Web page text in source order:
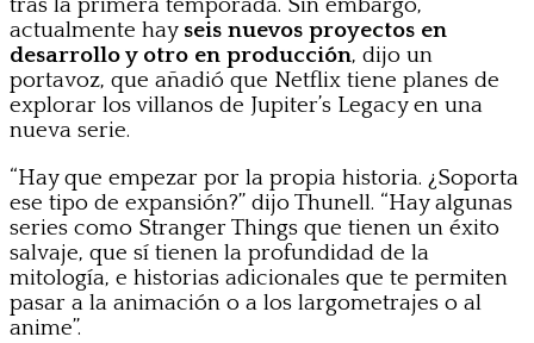
tras la primera temporada. Sin embargo,
actualmente hay seis nuevos proyectos en
desarrollo y otro en producción, dijo un
portavoz, que añadió que Netflix tiene planes de
explorar los villanos de Jupiter’s Legacy en una
nueva serie.
“Hay que empezar por la propia historia. ¿Soporta
ese tipo de expansión?” dijo Thunell. “Hay algunas
series como Stranger Things que tienen un éxito
salvaje, que sí tienen la profundidad de la
mitología, e historias adicionales que te permiten
pasar a la animación o a los largometrajes o al
anime”.